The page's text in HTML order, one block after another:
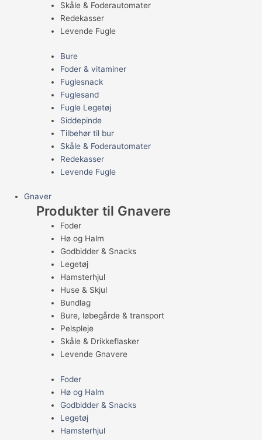
Skåle & Foderautomater
Redekasser
Levende Fugle
Bure
Foder & vitaminer
Fuglesnack
Fuglesand
Fugle Legetøj
Siddepinde
Tilbehør til bur
Skåle & Foderautomater
Redekasser
Levende Fugle
Gnaver
Produkter til Gnavere
Foder
Hø og Halm
Godbidder & Snacks
Legetøj
Hamsterhjul
Huse & Skjul
Bundlag
Bure, løbegårde & transport
Pelspleje
Skåle & Drikkeflasker
Levende Gnavere
Foder
Hø og Halm
Godbidder & Snacks
Legetøj
Hamsterhjul